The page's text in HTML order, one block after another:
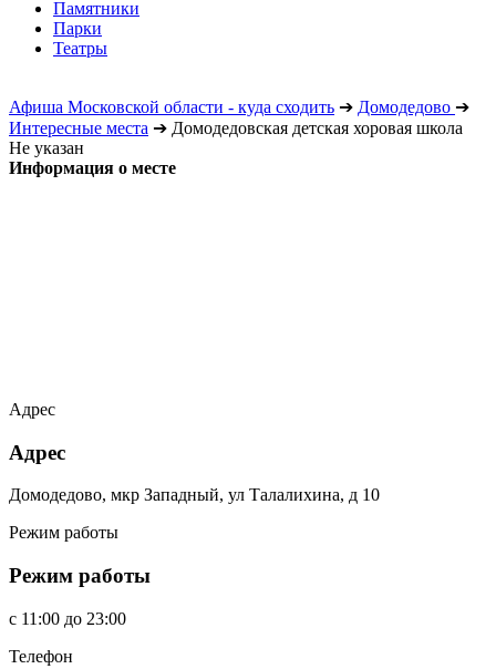
Памятники
Парки
Театры
Афиша Московской области - куда сходить ➔ Домодедово ➔
Интересные места ➔ Домодедовская детская хоровая школа
Не указан
Информация о месте
Адрес
Адрес
Домодедово, мкр Западный, ул Талалихина, д 10
Режим работы
Режим работы
c 11:00 до 23:00
Телефон